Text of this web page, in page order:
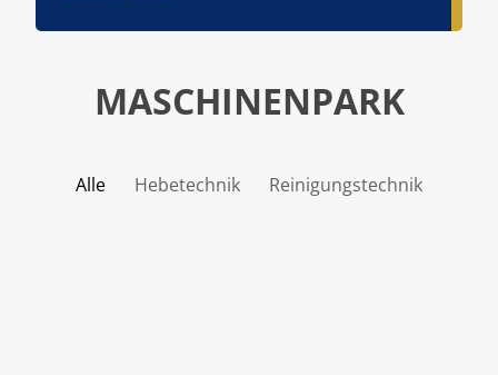
MASCHINENPARK
Alle Hebetechnik Reinigungstechnik